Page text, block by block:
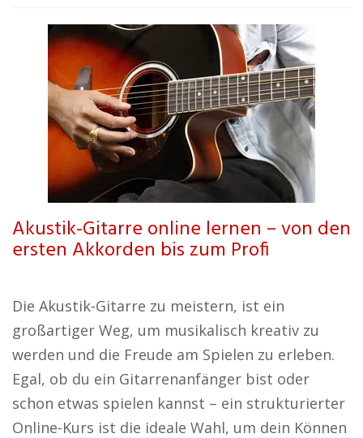
Akustik-Gitarre online lernen – von den
ersten Akkorden bis zum Profi
Die Akustik-Gitarre zu meistern, ist ein
großartiger Weg, um musikalisch kreativ zu
werden und die Freude am Spielen zu erleben.
Egal, ob du ein Gitarrenanfänger bist oder
schon etwas spielen kannst – ein strukturierter
Online-Kurs ist die ideale Wahl, um dein Können